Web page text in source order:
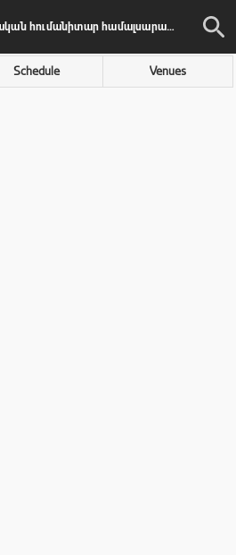
Ռուսաստանի պետական հումանիտար համալսարանի ակադեմիական մեծ երգչախումբ
Schedule Venues